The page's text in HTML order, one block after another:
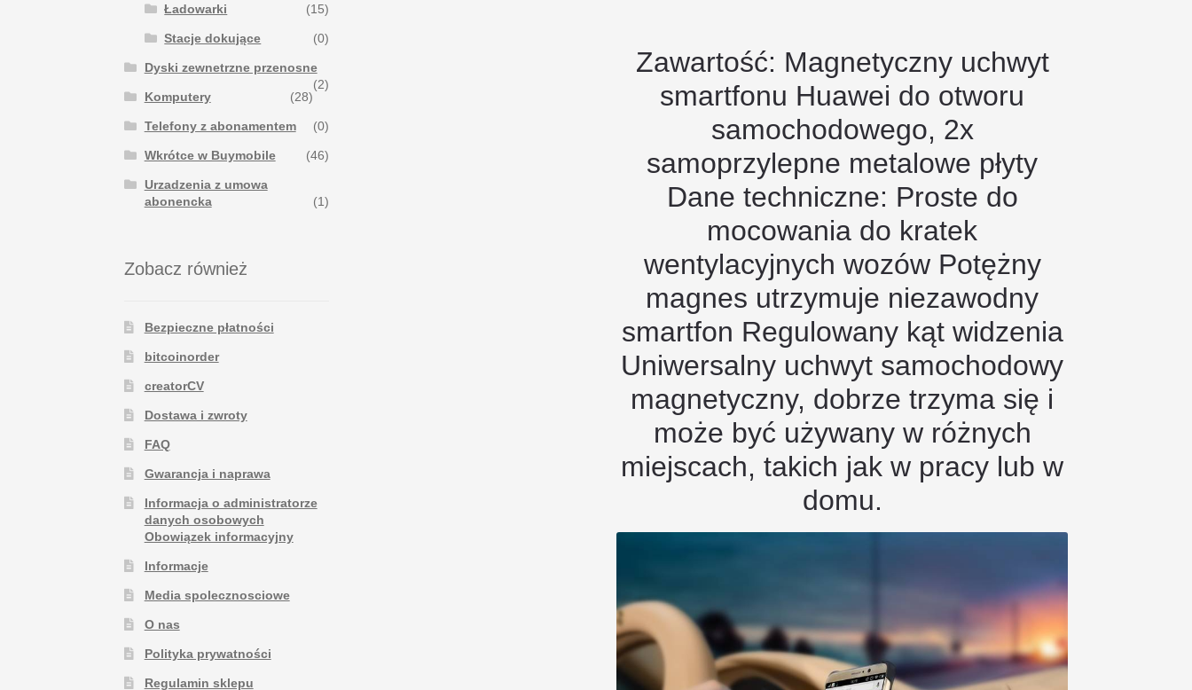
Zawartość: Magnetyczny uchwyt
smartfonu Huawei do otworu
samochodowego, 2x
samoprzylepne metalowe płyty
Dane techniczne: Proste do
mocowania do kratek
wentylacyjnych wozów Potężny
magnes utrzymuje niezawodny
smartfon Regulowany kąt widzenia
Uniwersalny uchwyt samochodowy
magnetyczny, dobrze trzyma się i
może być używany w różnych
miejscach, takich jak w pracy lub w
domu.
Ładowarki (15)
Stacje dokujące (0)
Dyski zewnetrzne przenosne
(2)
Komputery
(28)
Telefony z abonamentem (0)
Wkrótce w Buymobile (46)
Urzadzenia z umowa
abonencka
(1)
Zobacz również
Bezpieczne płatności
bitcoinorder
creatorCV
Dostawa i zwroty
FAQ
Gwarancja i naprawa
Informacja o administratorze
danych osobowych
Obowiązek informacyjny
Informacje
Media spolecznosciowe
O nas
Polityka prywatności
Regulamin sklepu